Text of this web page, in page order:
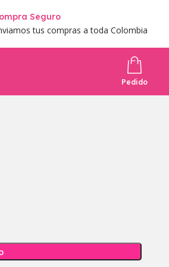
Seguro
tus compras a toda Colombia
Pedido